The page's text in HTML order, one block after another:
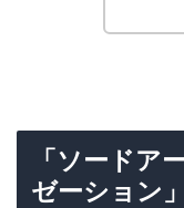
「ソードア
ゼーション